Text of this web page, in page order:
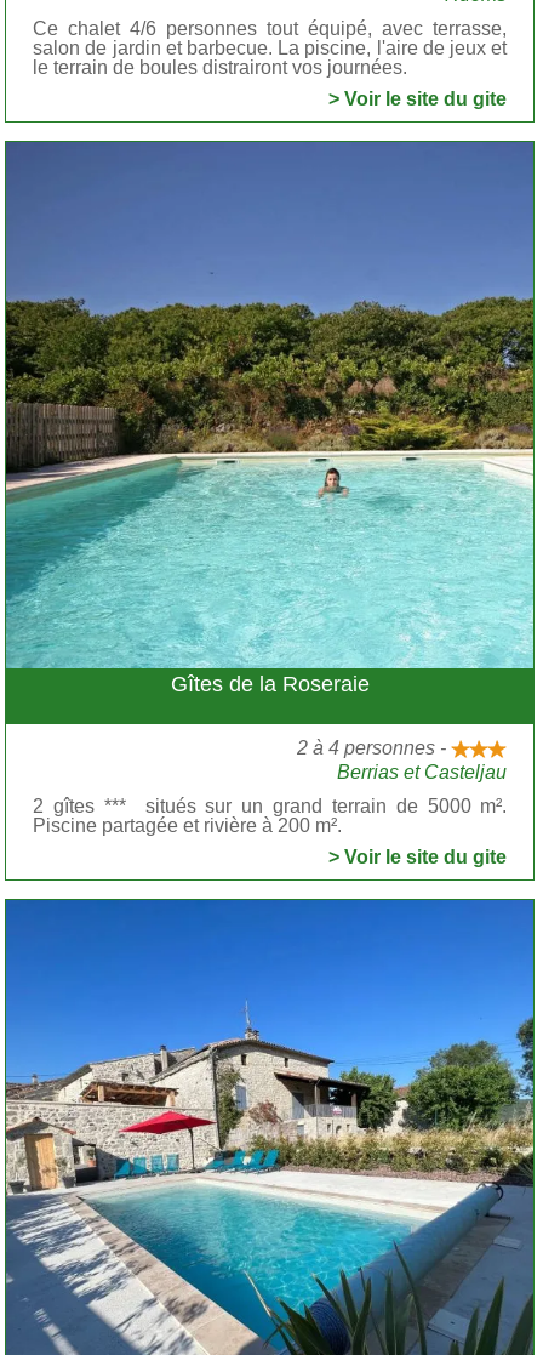
Ce chalet 4/6 personnes tout équipé, avec terrasse,
salon de jardin et barbecue. La piscine, l'aire de jeux et
le terrain de boules distrairont vos journées.
> Voir le site du gite
Gîtes de la Roseraie
2 à 4 personnes -
Berrias et Casteljau
2 gîtes *** situés sur un grand terrain de 5000 m².
Piscine partagée et rivière à 200 m².
> Voir le site du gite